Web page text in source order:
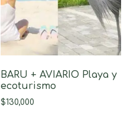
BARU + AVIARIO Playa y
ecoturismo
$130,000